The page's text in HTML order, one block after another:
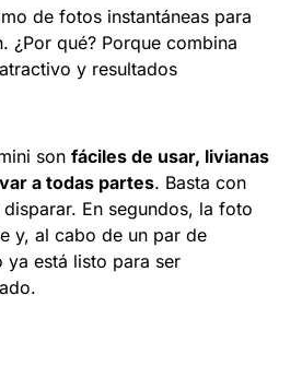
de fotos instantáneas para
¿Por qué? Porque combina
y resultados
son fáciles de usar, livianas
a todas partes. Basta con
En segundos, la foto
y, al cabo de un par de
ya está listo para ser